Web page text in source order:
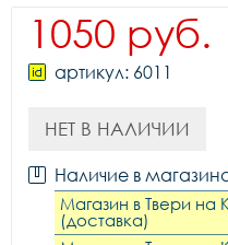
1050 руб.
артикул: 6011
НЕТ В НАЛИЧИИ
Наличие в
Магазин в Твери на
(доставка)